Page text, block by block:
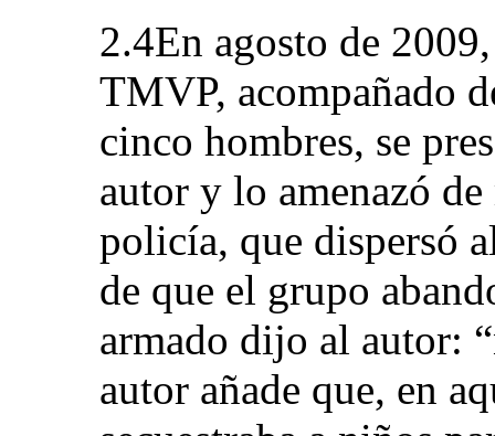
2.4En agosto de
TMVP, acompañado
cinco hombres, se
autor y lo amenazó
policía, que dispersó
de que el grupo
armado dijo al autor:
autor añade que, en